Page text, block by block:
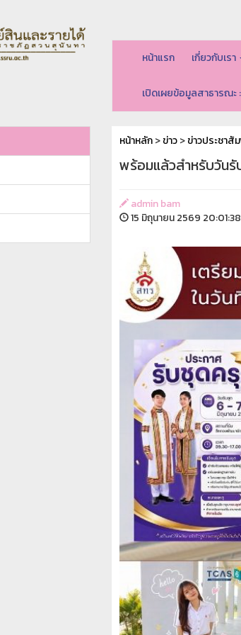
หน้าแรก เกี่ยวกับเรา
เปิดเผยข้อมูลสาธารณะ
หน้าหลัก>ข่าว>ข่าวประชาสั
พร้อมแล้วสำหรับวัน
admin bam
15 มิถุนายน 2569 20:01:38